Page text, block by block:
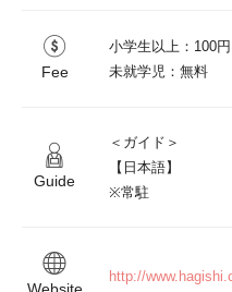
Fee
小学生以上：100円
未就学児：無料
Guide
＜ガイド＞
【日本語】
※常駐